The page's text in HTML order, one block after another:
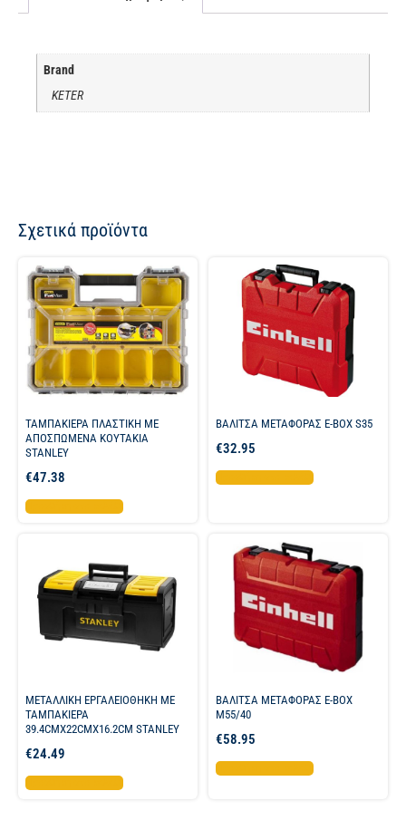
Brand
KETER
Σχετικά προϊόντα
ΤΑΜΠΑΚΙΕΡΑ ΠΛΑΣΤΙΚΗ ΜΕ
ΑΠΟΣΠΩΜΕΝΑ ΚΟΥΤΑΚΙΑ
STANLEY
€47.38
Προσθήκη στο καλάθι
ΒΑΛΙΤΣΑ ΜΕΤΑΦΟΡΑΣ E-BOX S35
€32.95
Προσθήκη στο καλάθι
ΜΕΤΑΛΛΙΚΗ ΕΡΓΑΛΕΙΟΘΗΚΗ ΜΕ
ΤΑΜΠΑΚΙΕΡΑ
39.4CMX22CMX16.2CM STANLEY
€24.49
Προσθήκη στο καλάθι
ΒΑΛΙΤΣΑ ΜΕΤΑΦΟΡΑΣ E-BOX
M55/40
€58.95
Προσθήκη στο καλάθι